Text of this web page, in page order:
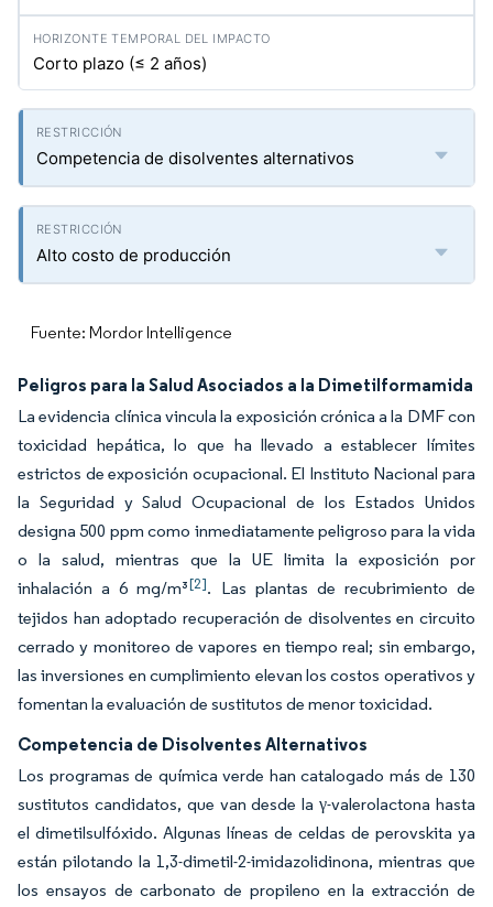
Corto plazo (≤ 2 años)
Competencia de disolventes alternativos
Alto costo de producción
Fuente: Mordor Intelligence
Peligros para la Salud Asociados a la Dimetilformamida
La evidencia clínica vincula la exposición crónica a la DMF con
toxicidad hepática, lo que ha llevado a establecer límites
estrictos de exposición ocupacional. El Instituto Nacional para
la Seguridad y Salud Ocupacional de los Estados Unidos
designa 500 ppm como inmediatamente peligroso para la vida
o la salud, mientras que la UE limita la exposición por
inhalación a 6 mg/m³[2]. Las plantas de recubrimiento de
tejidos han adoptado recuperación de disolventes en circuito
cerrado y monitoreo de vapores en tiempo real; sin embargo,
las inversiones en cumplimiento elevan los costos operativos y
fomentan la evaluación de sustitutos de menor toxicidad.
Competencia de Disolventes Alternativos
Los programas de química verde han catalogado más de 130
sustitutos candidatos, que van desde la γ-valerolactona hasta
el dimetilsulfóxido. Algunas líneas de celdas de perovskita ya
están pilotando la 1,3-dimetil-2-imidazolidinona, mientras que
los ensayos de carbonato de propileno en la extracción de